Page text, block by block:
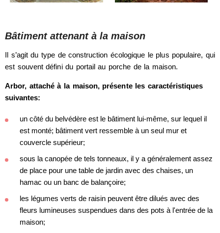
Bâtiment attenant à la maison
Il s’agit du type de construction écologique le plus populaire, qui
est souvent défini du portail au porche de la maison.
Arbor, attaché à la maison, présente les caractéristiques
suivantes:
un côté du belvédère est le bâtiment lui-même, sur lequel il
est monté; bâtiment vert ressemble à un seul mur et
couvercle supérieur;
sous la canopée de tels tonneaux, il y a généralement assez
de place pour une table de jardin avec des chaises, un
hamac ou un banc de balançoire;
les légumes verts de raisin peuvent être dilués avec des
fleurs lumineuses suspendues dans des pots à l'entrée de la
maison;